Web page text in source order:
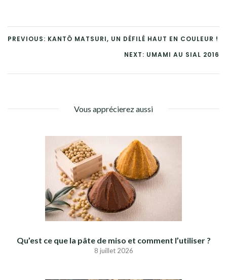
PREVIOUS: KANTÔ MATSURI, UN DÉFILÉ HAUT EN COULEUR !
NEXT: UMAMI AU SIAL 2016
Vous apprécierez aussi
Qu’est ce que la pâte de miso et comment l’utiliser ?
8 juillet 2026